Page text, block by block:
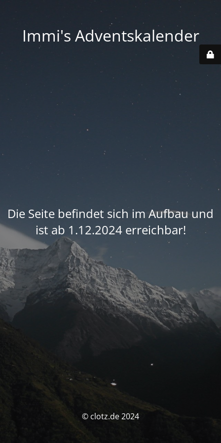
Immi's Adventskalender
Die Seite befindet sich im Aufbau und
ist ab 1.12.2024 erreichbar!
© clotz.de 2024